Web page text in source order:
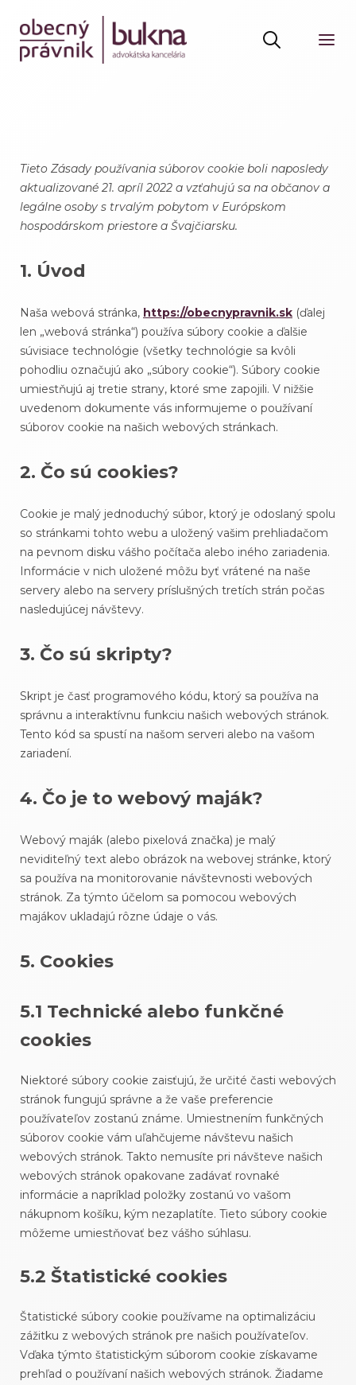
Tieto Zásady používania súborov cookie boli naposledy
aktualizované 21. apríl 2022 a vzťahujú sa na občanov a
legálne osoby s trvalým pobytom v Európskom
hospodárskom priestore a Švajčiarsku.
1. Úvod
Naša webová stránka, https://obecnypravnik.sk (ďalej
len „webová stránka“) používa súbory cookie a ďalšie
súvisiace technológie (všetky technológie sa kvôli
pohodliu označujú ako „súbory cookie“). Súbory cookie
umiestňujú aj tretie strany, ktoré sme zapojili. V nižšie
uvedenom dokumente vás informujeme o používaní
súborov cookie na našich webových stránkach.
2. Čo sú cookies?
Cookie je malý jednoduchý súbor, ktorý je odoslaný spolu
so stránkami tohto webu a uložený vašim prehliadačom
na pevnom disku vášho počítača alebo iného zariadenia.
Informácie v nich uložené môžu byť vrátené na naše
servery alebo na servery príslušných tretích strán počas
nasledujúcej návštevy.
3. Čo sú skripty?
Skript je časť programového kódu, ktorý sa používa na
správnu a interaktívnu funkciu našich webových stránok.
Tento kód sa spustí na našom serveri alebo na vašom
zariadení.
4. Čo je to webový maják?
Webový maják (alebo pixelová značka) je malý
neviditeľný text alebo obrázok na webovej stránke, ktorý
sa používa na monitorovanie návštevnosti webových
stránok. Za týmto účelom sa pomocou webových
majákov ukladajú rôzne údaje o vás.
5. Cookies
5.1 Technické alebo funkčné
cookies
Niektoré súbory cookie zaisťujú, že určité časti webových
stránok fungujú správne a že vaše preferencie
používateľov zostanú známe. Umiestnením funkčných
súborov cookie vám uľahčujeme návštevu našich
webových stránok. Takto nemusíte pri návšteve našich
webových stránok opakovane zadávať rovnaké
informácie a napríklad položky zostanú vo vašom
nákupnom košíku, kým nezaplatíte. Tieto súbory cookie
môžeme umiestňovať bez vášho súhlasu.
5.2 Štatistické cookies
Štatistické súbory cookie používame na optimalizáciu
zážitku z webových stránok pre našich používateľov.
Vďaka týmto štatistickým súborom cookie získavame
prehľad o používaní našich webových stránok. Žiadame